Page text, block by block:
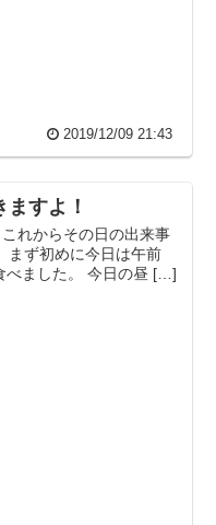
2019/12/09 21:43
すよ！
れからその日の出来事
まず初めに今日は午前
べました。 今日の昼 […]